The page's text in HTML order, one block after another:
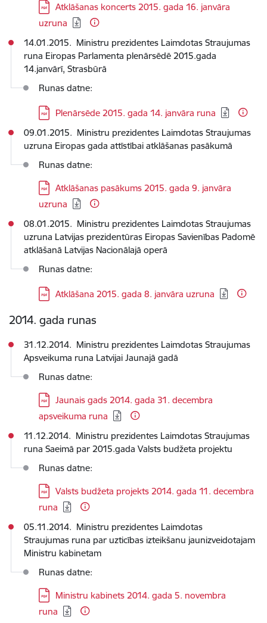
Lejupielādēt:
Atklāšanas koncerts 2015. gada 16. janvāra
uzruna
14.01.2015. Ministru prezidentes Laimdotas Straujumas
runa Eiropas Parlamenta plenārsēdē 2015.gada
14.janvārī, Strasbūrā
Runas datne:
Lejupielādēt:
Plenārsēde 2015. gada 14. janvāra runa
09.01.2015. Ministru prezidentes Laimdotas Straujumas
uzruna Eiropas gada attīstībai atklāšanas pasākumā
Runas datne:
Lejupielādēt:
Atklāšanas pasākums 2015. gada 9. janvāra
uzruna
08.01.2015. Ministru prezidentes Laimdotas Straujumas
uzruna Latvijas prezidentūras Eiropas Savienības Padomē
atklāšanā Latvijas Nacionālajā operā
Runas datne:
Lejupielādēt:
Atklāšana 2015. gada 8. janvāra uzruna
2014. gada runas
31.12.2014. Ministru prezidentes Laimdotas Straujumas
Apsveikuma runa Latvijai Jaunajā gadā
Runas datne:
Lejupielādēt:
Jaunais gads 2014. gada 31. decembra
apsveikuma runa
11.12.2014. Ministru prezidentes Laimdotas Straujumas
runa Saeimā par 2015.gada Valsts budžeta projektu
Runas datne:
Lejupielādēt:
Valsts budžeta projekts 2014. gada 11. decembra
runa
05.11.2014. Ministru prezidentes Laimdotas
Straujumas runa par uzticības izteikšanu jaunizveidotajam
Ministru kabinetam
Runas datne:
Lejupielādēt:
Ministru kabinets 2014. gada 5. novembra
runa